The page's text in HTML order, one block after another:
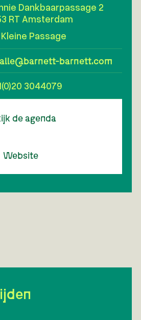
Dankbaarpassage 2
RT Amsterdam
Passage
barnett.com
3044079
de agenda
Website